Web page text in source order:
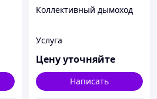
Коллективный дымоход
Услуга
Цену уточняйте
Написать